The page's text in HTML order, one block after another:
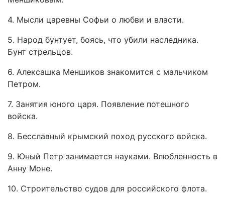
4. Мысли царевны Софьи о любви и власти.
5. Народ бунтует, боясь, что убили наследника.
Бунт стрельцов.
6. Алексашка Меншиков знакомится с мальчиком
Петром.
7. Занятия юного царя. Появление потешного
войска.
8. Бесславный крымский поход русского войска.
9. Юный Петр занимается науками. Влюбленность в
Анну Моне.
10. Строительство судов для российского флота.